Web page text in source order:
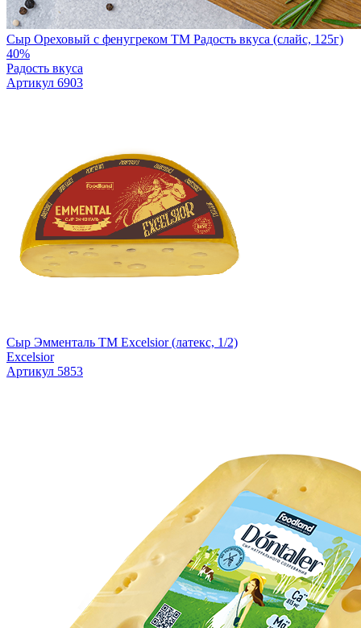
Сыр Ореховый с фенугреком TM Радость вкуса (слайс, 125г)
40%
Радость вкуса
Артикул 6903
Сыр Эмменталь ТМ Excelsior (латекс, 1/2)
Excelsior
Артикул 5853